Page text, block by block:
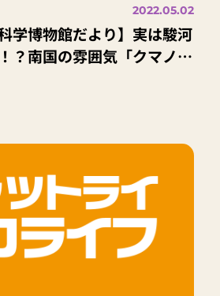
2022.05.02
学博物館だより】実は駿河
？南国の雰囲気「クマノ